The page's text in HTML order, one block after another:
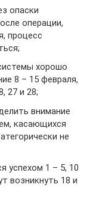
опаски
операции,
процесс
хорошо
8 – 15 февраля,
27 и 28;
внимание
касающихся
не
успехом 1 – 5, 10
возникнуть 18 и